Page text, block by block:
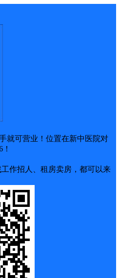
就可营业！位置在新中医院对
作招人、租房卖房，都可以来